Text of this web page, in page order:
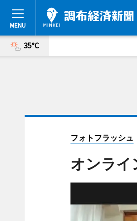
35°C
フォトフラッシュ
オンライ